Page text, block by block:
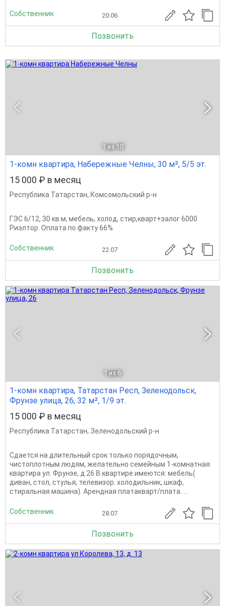
Собственник 20.06
Позвонить
1 из 10
1-комн квартира, Набережные Челны, 30 м², 5/5 эт.
15 000 ₽ в месяц
Республика Татарстан, Комсомольский р-н
ГЭС 6/12, 30 кв.м, мебель, холод, стир,кварт+залог 6000
Риэлтор. Оплата по факту 66%
Собственник 22.07
Позвонить
1 из 6
1-комн квартира, Татарстан Респ, Зеленодольск,
Фрунзе улица, 26, 32 м², 1/9 эт.
15 000 ₽ в месяц
Республика Татарстан, Зеленодольский р-н
Сдается на длительный срок только порядочным,
чистоплотным людям, желательно семейным 1-комнатная
квартира ул. Фрунзе, д.26 В квартире имеются: мебель(
диван, стол, стулья, телевизор. холодильник, шкаф,
стиральная машина). Арендная платакварт/плата. ...
Собственник 28.07
Позвонить